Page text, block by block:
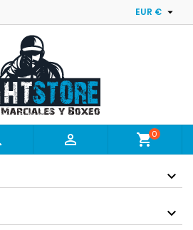
EUR € 
 shopping_cart0